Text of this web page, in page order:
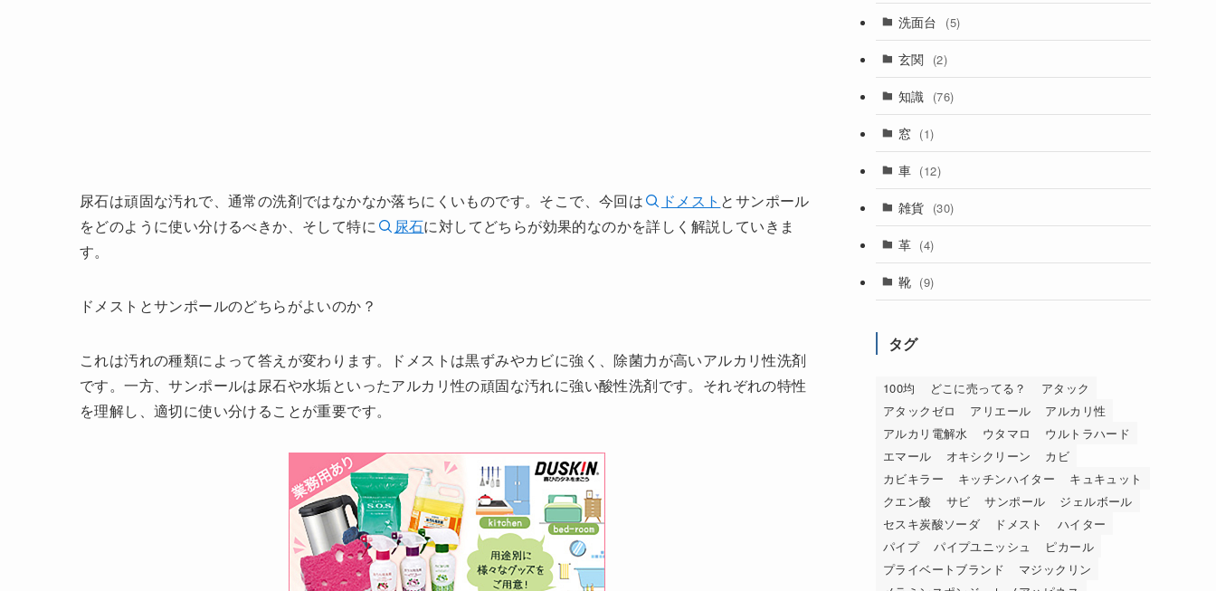
尿石は頑固な汚れで、通常の洗剤ではなかなか落ちにくいものです。そこで、今回は ドメスト とサンポール
をどのように使い分けるべきか、そして特に
尿石に対してどちらが効果的なのかを詳しく解説していきま
す。
ドメストとサンポールのどちらがよいのか？
これは汚れの種類によって答えが変わります。ドメストは黒ずみやカビに強く、除菌力が高いアルカリ性洗剤
です。一方、サンポールは尿石や水垢といったアルカリ性の頑固な汚れに強い酸性洗剤です。それぞれの特性
を理解し、適切に使い分けることが重要です。
洗面台 (5)
玄関 (2)
知識 (76)
窓 (1)
車 (12)
雑貨 (30)
革 (4)
靴 (9)
タグ
100均 どこに売ってる？
アタック
アタックゼロ
アリエール
アルカリ性
アルカリ電解水
ウタマロ
ウルトラハード
エマール
オキシクリーン
カビ
カビキラー
キッチンハイター
キュキュット
クエン酸
サビ サンポール
ジェルボール
セスキ炭酸ソーダ
ドメスト
ハイター
パイプ
パイプユニッシュ
ピカール
プライベートブランド
マジックリン